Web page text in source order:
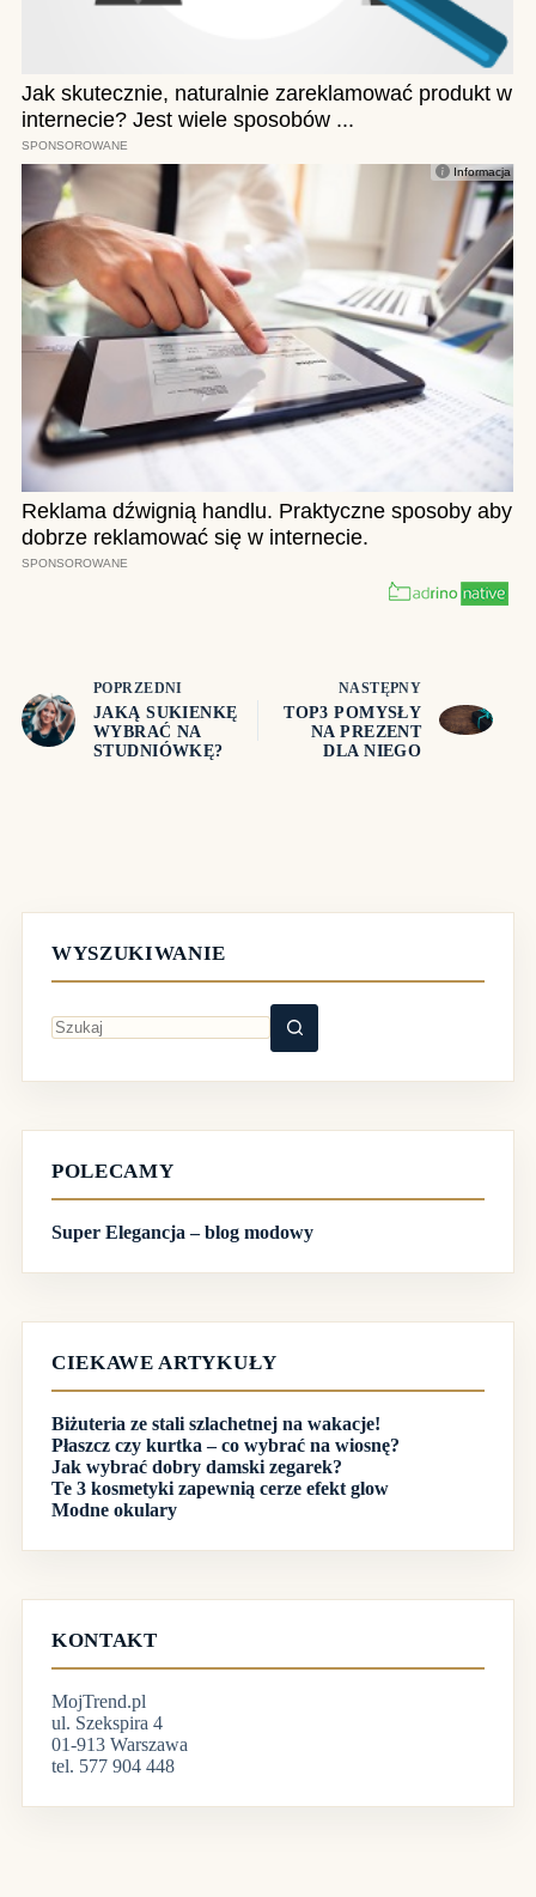
POPRZEDNI
JAKĄ SUKIENKĘ
WYBRAĆ NA
STUDNIÓWKĘ?
NASTĘPNY
TOP3 POMYSŁY
NA PREZENT
DLA NIEGO
WYSZUKIWANIE
wyników
POLECAMY
Super Elegancja – blog modowy
CIEKAWE ARTYKUŁY
Biżuteria ze stali szlachetnej na wakacje!
Płaszcz czy kurtka – co wybrać na wiosnę?
Jak wybrać dobry damski zegarek?
Te 3 kosmetyki zapewnią cerze efekt glow
Modne okulary
KONTAKT
MojTrend.pl
ul. Szekspira 4
01-913 Warszawa
tel. 577 904 448